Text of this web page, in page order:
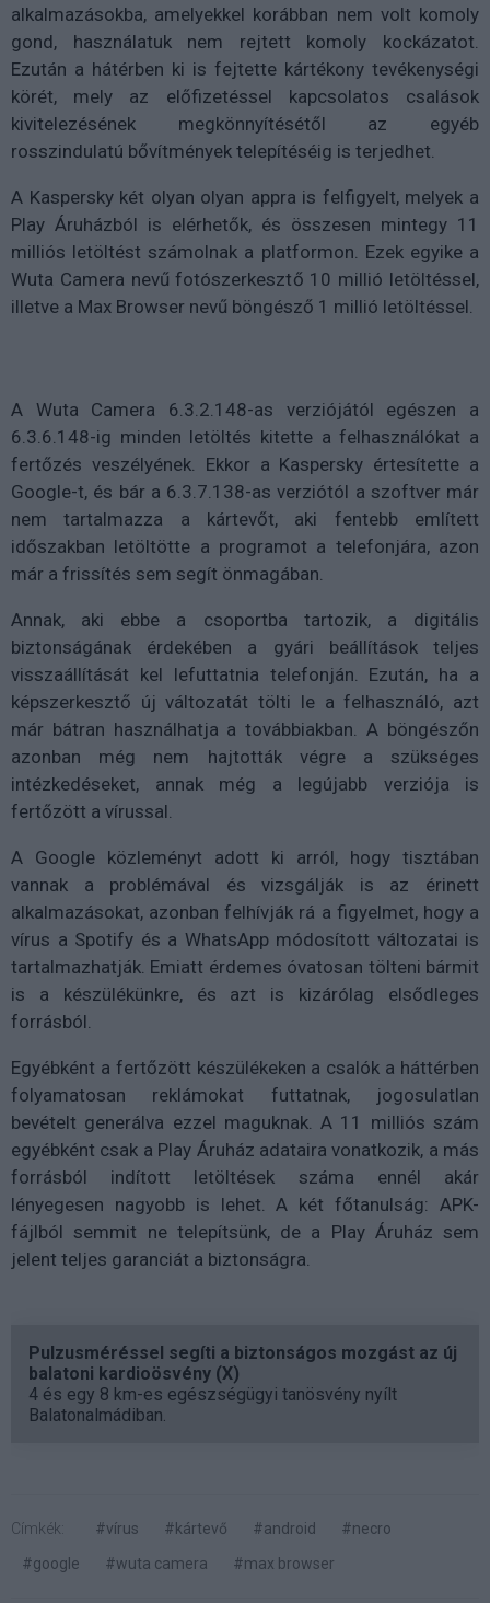
alkalmazásokba, amelyekkel korábban nem volt komoly
gond, használatuk nem rejtett komoly kockázatot.
Ezután a hátérben ki is fejtette kártékony tevékenységi
körét, mely az előfizetéssel kapcsolatos csalások
kivitelezésének megkönnyítésétől az egyéb
rosszindulatú bővítmények telepítéséig is terjedhet.
A Kaspersky két olyan olyan appra is felfigyelt, melyek a
Play Áruházból is elérhetők, és összesen mintegy 11
milliós letöltést számolnak a platformon. Ezek egyike a
Wuta Camera nevű fotószerkesztő 10 millió letöltéssel,
illetve a Max Browser nevű böngésző 1 millió letöltéssel.
A Wuta Camera 6.3.2.148-as verziójától egészen a
6.3.6.148-ig minden letöltés kitette a felhasználókat a
fertőzés veszélyének. Ekkor a Kaspersky értesítette a
Google-t, és bár a 6.3.7.138-as verziótól a szoftver már
nem tartalmazza a kártevőt, aki fentebb említett
időszakban letöltötte a programot a telefonjára, azon
már a frissítés sem segít önmagában.
Annak, aki ebbe a csoportba tartozik, a digitális
biztonságának érdekében a gyári beállítások teljes
visszaállítását kel lefuttatnia telefonján. Ezután, ha a
képszerkesztő új változatát tölti le a felhasználó, azt
már bátran használhatja a továbbiakban. A böngészőn
azonban még nem hajtották végre a szükséges
intézkedéseket, annak még a legújabb verziója is
fertőzött a vírussal.
A Google közleményt adott ki arról, hogy tisztában
vannak a problémával és vizsgálják is az érinett
alkalmazásokat, azonban felhívják rá a figyelmet, hogy a
vírus a Spotify és a WhatsApp módosított változatai is
tartalmazhatják. Emiatt érdemes óvatosan tölteni bármit
is a készülékünkre, és azt is kizárólag elsődleges
forrásból.
Egyébként a fertőzött készülékeken a csalók a háttérben
folyamatosan reklámokat futtatnak, jogosulatlan
bevételt generálva ezzel maguknak. A 11 milliós szám
egyébként csak a Play Áruház adataira vonatkozik, a más
forrásból indított letöltések száma ennél akár
lényegesen nagyobb is lehet. A két főtanulság: APK-
fájlból semmit ne telepítsünk, de a Play Áruház sem
jelent teljes garanciát a biztonságra.
Pulzusméréssel segíti a biztonságos mozgást az új
balatoni kardioösvény (X)
4 és egy 8 km-es egészségügyi tanösvény nyílt
Balatonalmádiban.
Címkék: #vírus #kártevő #android
#necro
#google
#wuta camera #max browser